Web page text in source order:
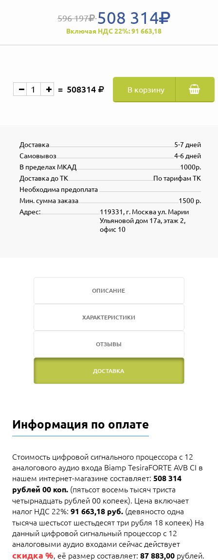
596 197 508 314
Включая НДС 22%: 91 663,18
508314 В корзину
5-7 дней
Доставка
4-6 дней
Самовывоз
1000р.
В пределах МКАД
По тарифам ТК
Доставка до ТК
Необходима предоплата
1500 р.
Мин. сумма заказа
119331, г. Москва ул. Марии
Ульяновой дом 17а, этаж 2,
офис 10
Адрес:
ОПИСАНИЕ
ХАРАКТЕРИСТИКИ
ОТЗЫВЫ
ДОСТАВКА
Информация по оплате
Стоимость цифровой сигнального процессора с 12
аналогового аудио входа Biamp TesiraFORTE AVB CI в
нашем интернет-магазине составляет: 508 314
рублей 00 коп. (пятьсот восемь тысяч триста
четырнадцать рублей 00 копеек). Цена включает
налог НДС 22%: 91 663,18 руб. (девяносто одна
тысяча шестьсот шестьдесят три рубля 18 копеек) На
данный цифровой сигнальный процессор с 12
аналоговыми аудио входами сейчас действует
скидка %, её размер составляет: 87 883,00 рублей.